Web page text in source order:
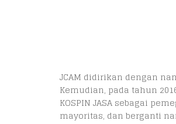
JCAM didirikan dengan
Kemudian, pada tahun
KOSPIN JASA sebagai
mayoritas, dan berganti